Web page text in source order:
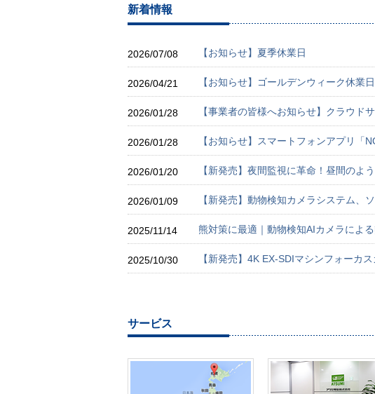
新着情報
2026/07/08 【お知らせ】夏季休業日
2026/04/21 【お知らせ】ゴールデンウィーク休業日
2026/01/28 【事業者の皆様へお知らせ】クラウド
2026/01/28 【お知らせ】スマートフォンアプリ「
2026/01/20 【新発売】夜間監視に革命！昼間のよ
2026/01/09 【新発売】動物検知カメラシステム、
2025/11/14 熊対策に最適｜動物検知AIカメラによ
2025/10/30 【新発売】4K EX-SDIマシンフォーカ
サービス